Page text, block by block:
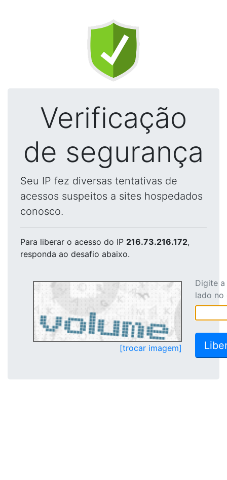
Verificação
de segurança
Seu IP fez diversas tentativas de
acessos suspeitos a sites hospedados
conosco.
Para liberar o acesso do IP 216.73.216.172,
responda ao desafio abaixo.
[trocar imagem]
Digite
lado no